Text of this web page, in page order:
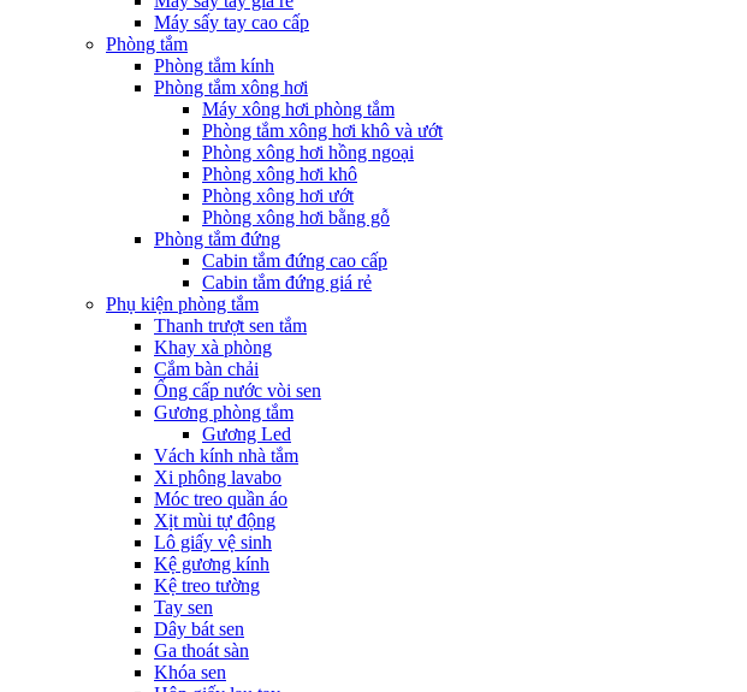
Máy sấy tay cao cấp
Phòng tắm
Phòng tắm kính
Phòng tắm xông hơi
Máy xông hơi phòng tắm
Phòng tắm xông hơi khô và ướt
Phòng xông hơi hồng ngoại
Phòng xông hơi khô
Phòng xông hơi ướt
Phòng xông hơi bằng gỗ
Phòng tắm đứng
Cabin tắm đứng cao cấp
Cabin tắm đứng giá rẻ
Phụ kiện phòng tắm
Thanh trượt sen tắm
Khay xà phòng
Cắm bàn chải
Ống cấp nước vòi sen
Gương phòng tắm
Gương Led
Vách kính nhà tắm
Xi phông lavabo
Móc treo quần áo
Xịt mùi tự động
Lô giấy vệ sinh
Kệ gương kính
Kệ treo tường
Tay sen
Dây bát sen
Ga thoát sàn
Khóa sen